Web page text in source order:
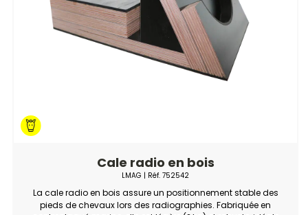
Cale radio en bois
LMAG | Réf. 752542
La cale radio en bois assure un positionnement stable des
pieds de chevaux lors des radiographies. Fabriquée en